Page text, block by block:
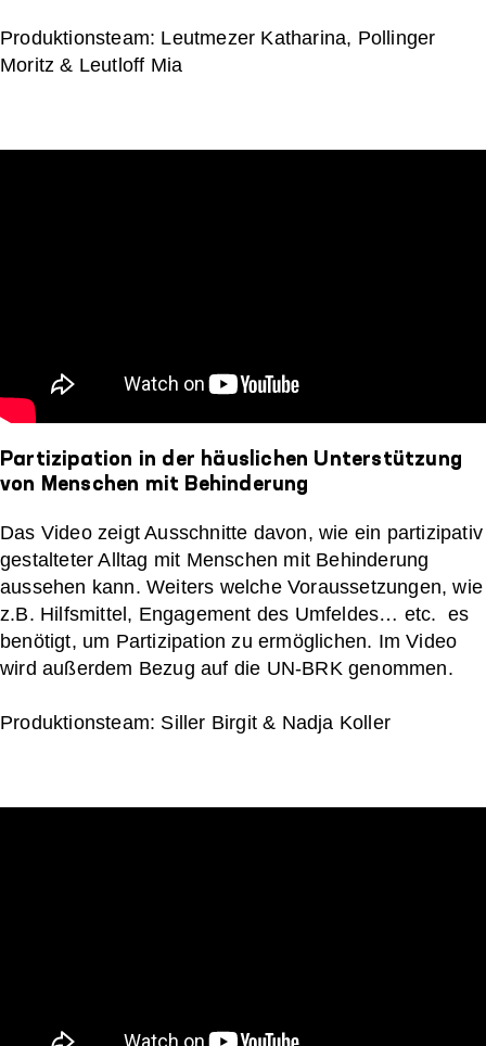
Produktionsteam: Leutmezer Katharina, Pollinger
Moritz & Leutloff Mia
Partizipation in der häuslichen Unterstützung
von Menschen mit Behinderung
Das Video zeigt Ausschnitte davon, wie ein partizipativ
gestalteter Alltag mit Menschen mit Behinderung
aussehen kann. Weiters welche Voraussetzungen, wie
z.B. Hilfsmittel, Engagement des Umfeldes… etc. es
benötigt, um Partizipation zu ermöglichen. Im Video
wird außerdem Bezug auf die UN-BRK genommen.
Produktionsteam: Siller Birgit & Nadja Koller